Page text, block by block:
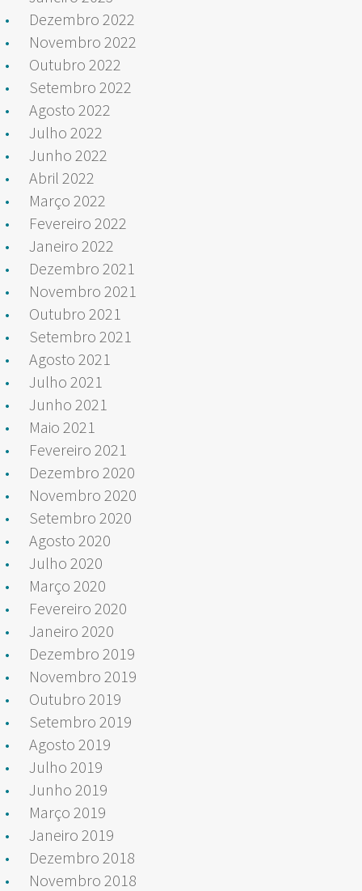
Dezembro 2022
Novembro 2022
Outubro 2022
Setembro 2022
Agosto 2022
Julho 2022
Junho 2022
Abril 2022
Março 2022
Fevereiro 2022
Janeiro 2022
Dezembro 2021
Novembro 2021
Outubro 2021
Setembro 2021
Agosto 2021
Julho 2021
Junho 2021
Maio 2021
Fevereiro 2021
Dezembro 2020
Novembro 2020
Setembro 2020
Agosto 2020
Julho 2020
Março 2020
Fevereiro 2020
Janeiro 2020
Dezembro 2019
Novembro 2019
Outubro 2019
Setembro 2019
Agosto 2019
Julho 2019
Junho 2019
Março 2019
Janeiro 2019
Dezembro 2018
Novembro 2018